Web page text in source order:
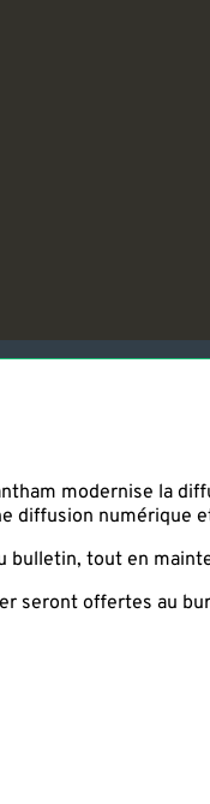
modernise la
diffusion numérique
tout en
seront offertes au